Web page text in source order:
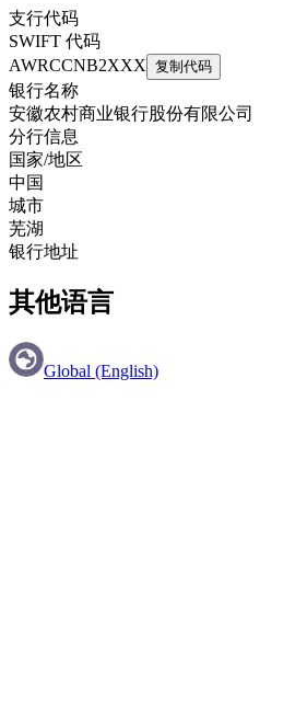
支行代码
SWIFT 代码
AWRCCNB2XXX 复制代码
银行名称
安徽农村商业银行股份有限公司
分行信息
国家/地区
中国
城市
芜湖
银行地址
其他语言
Global (English)